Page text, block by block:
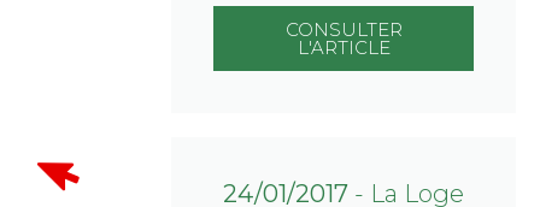
CONSULTER
L'ARTICLE
24/01/2017 - La Loge